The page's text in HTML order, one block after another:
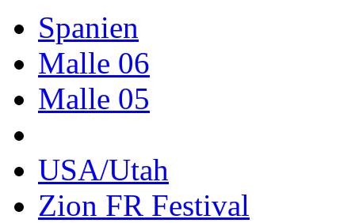
Spanien
Malle 06
Malle 05
USA/Utah
Zion FR Festival